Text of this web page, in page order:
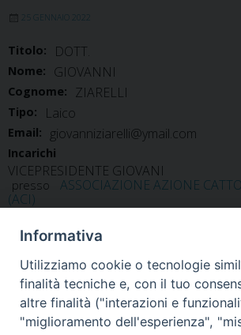
25 GENNAIO 2022
Titolo: DOTT.
Nome: GIOVANNI
Cognome: ZIARELLI
Tipo: Laico
Email: giovanniziarelli@ymail.com
Incarichi
VICEPRESIDENTE GIOVANI
presso
ASSOCIAZIONE AZIONE
(ACI)
Home Il Vescovo Diocesi Pastorale
Informativa
Utilizziamo cookie o tecnologie
finalità tecniche e, con il tuo
altre finalità ("interazioni e
"miglioramento dell'esperienza",